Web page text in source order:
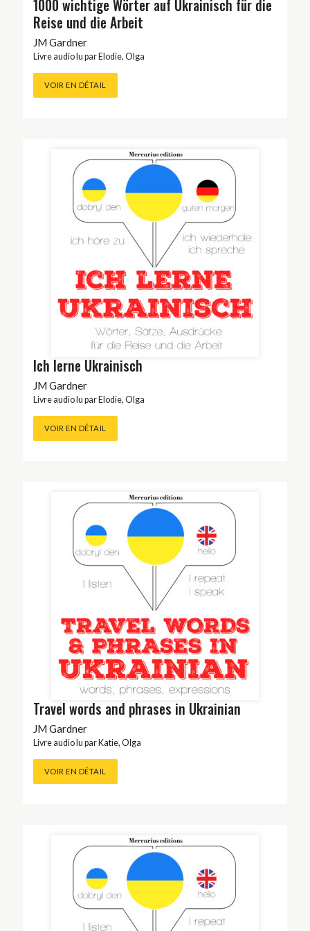
1000 wichtige Wörter auf Ukrainisch für die
Reise und die Arbeit
JM Gardner
Livre audio lu par Elodie, Olga
VOIR EN DÉTAIL
Ich lerne Ukrainisch
JM Gardner
Livre audio lu par Elodie, Olga
VOIR EN DÉTAIL
Travel words and phrases in Ukrainian
JM Gardner
Livre audio lu par Katie, Olga
VOIR EN DÉTAIL